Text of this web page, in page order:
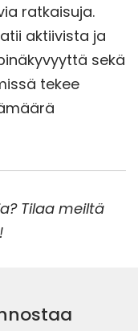
ratkaisuja.
aktiivista ja
sekä
tekee
Tilaa meiltä
!